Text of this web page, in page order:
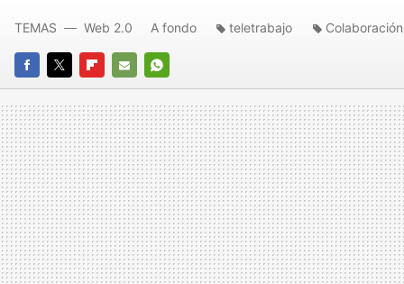
FACEBOOK
TWITTERFLIPBOARD
E-
MAIL
WHATSAPP
TEMAS Web 2.0 A fondo teletrabajo